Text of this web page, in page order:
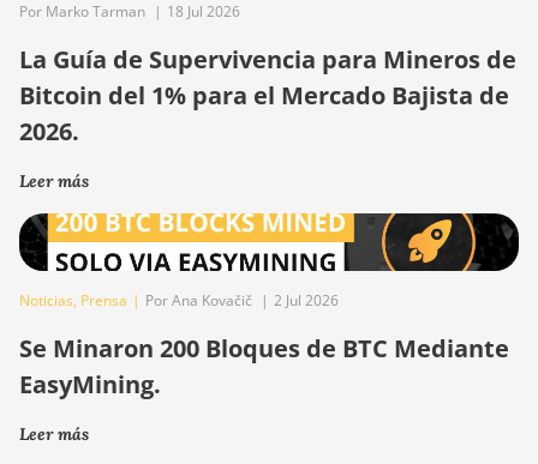
Por Marko Tarman | 18 Jul 2026
La Guía de Supervivencia para Mineros de
Bitcoin del 1% para el Mercado Bajista de
2026.
Leer más
Noticias, Prensa | Por Ana Kovačič | 2 Jul 2026
Se Minaron 200 Bloques de BTC Mediante
EasyMining.
Leer más